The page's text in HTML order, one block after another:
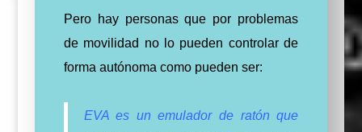
Pero hay personas que por problemas
de movilidad no lo pueden controlar de
forma autónoma como pueden ser:
EVA es un emulador de ratón que